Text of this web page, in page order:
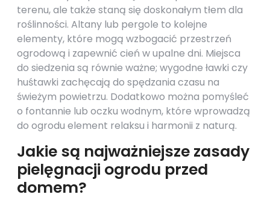
terenu, ale także staną się doskonałym tłem dla
roślinności. Altany lub pergole to kolejne
elementy, które mogą wzbogacić przestrzeń
ogrodową i zapewnić cień w upalne dni. Miejsca
do siedzenia są równie ważne; wygodne ławki czy
huśtawki zachęcają do spędzania czasu na
świeżym powietrzu. Dodatkowo można pomyśleć
o fontannie lub oczku wodnym, które wprowadzą
do ogrodu element relaksu i harmonii z naturą.
Jakie są najważniejsze zasady
pielęgnacji ogrodu przed
domem?